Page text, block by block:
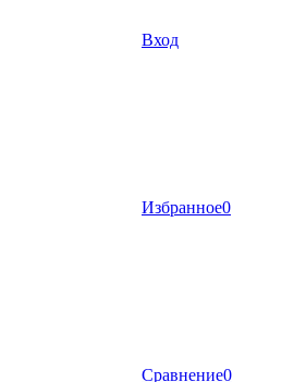
Вход
Избранное0
Сравнение0